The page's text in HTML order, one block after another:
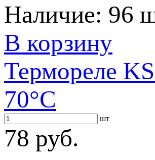
Наличие: 96
В корзину
Термореле
70°С
шт
78 руб.